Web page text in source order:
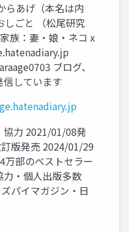
らあげ（本名は内
しごと （松尾研究
族：妻・娘・ネコ x
ブログ、
しています
協力 2021/01/08発
版発売 2024/01/29
部のベストセラー
力・個人出版多数
パイマガジン・日